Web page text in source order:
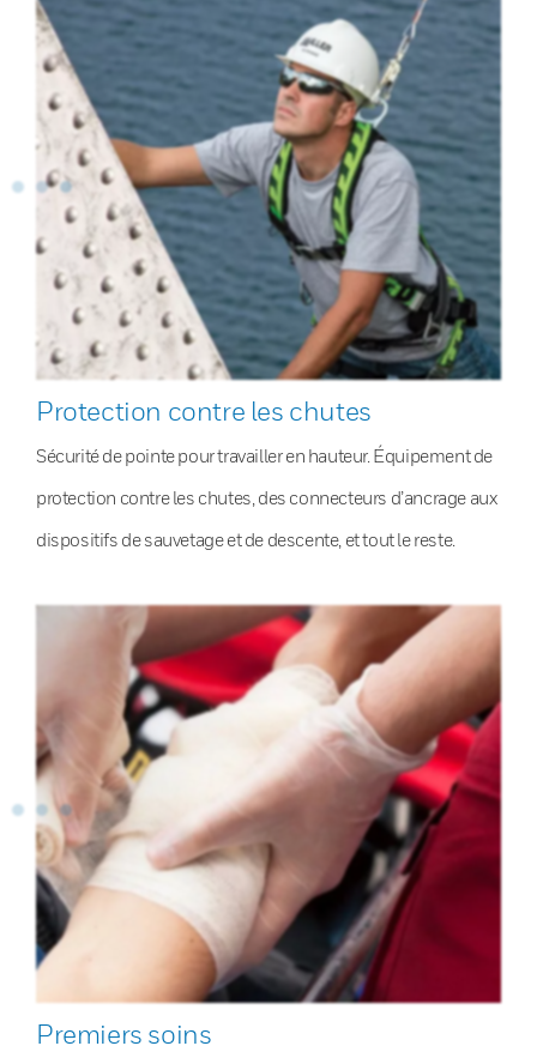
Protection contre les chutes
Sécurité de pointe pour travailler en hauteur. Équipement de
protection contre les chutes, des connecteurs d’ancrage aux
dispositifs de sauvetage et de descente, et tout le reste.
Premiers soins